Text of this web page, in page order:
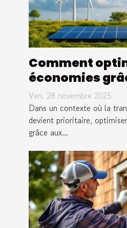
Comment
économies
systèmes
renouvelables
Ven. 28 novembre 2025
Dans un contexte où la
devient prioritaire,
grâce aux...